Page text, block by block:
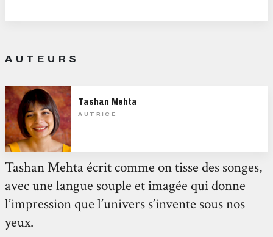
AUTEURS
Tashan Mehta
AUTRICE
Tashan Mehta écrit comme on tisse des songes,
avec une langue souple et imagée qui donne
l’impression que l’univers s’invente sous nos
yeux.